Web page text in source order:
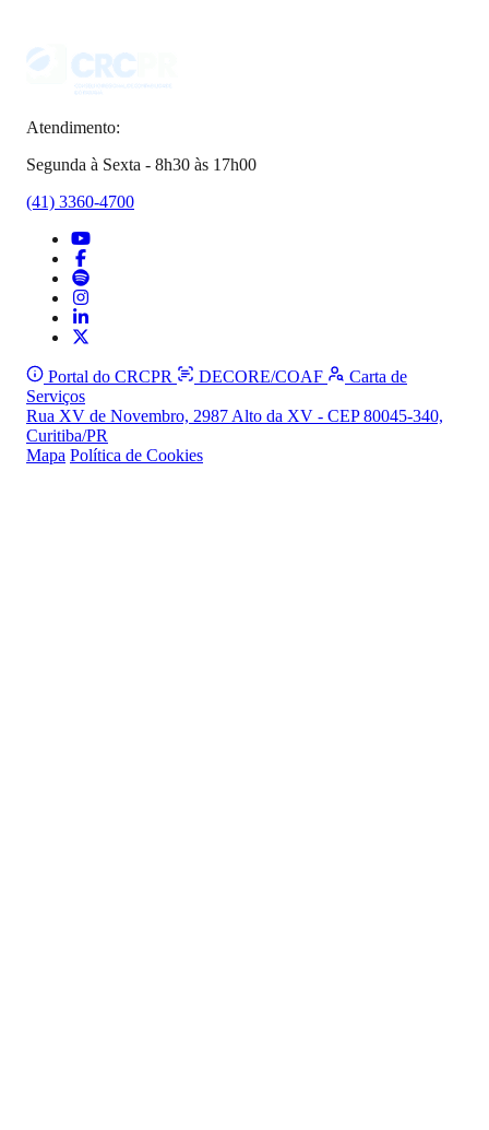
Atendimento:
Segunda à Sexta - 8h30 às 17h00
(41) 3360-4700
Portal do CRCPR DECORE/COAF
Carta de
Serviços
Rua XV de Novembro, 2987 Alto da XV - CEP 80045-340,
Curitiba/PR
Mapa Política de Cookies